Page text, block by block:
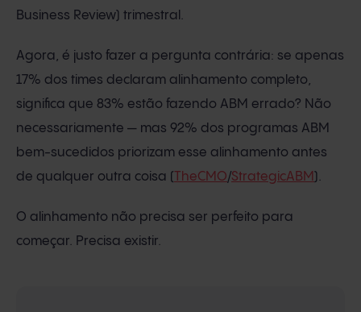
Business Review) trimestral.
Agora, é justo fazer a pergunta contrária: se apenas
17% dos times declaram alinhamento completo,
significa que 83% estão fazendo ABM errado? Não
necessariamente — mas 92% dos programas ABM
bem-sucedidos priorizam esse alinhamento antes
de qualquer outra coisa ( TheCMO/StrategicABM ).
O alinhamento não precisa ser perfeito para
começar. Precisa existir.